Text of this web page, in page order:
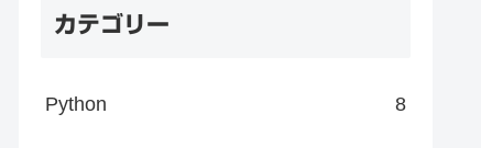
カテゴリー
Python 8